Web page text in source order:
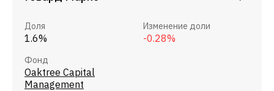
Доля
1.6%
Изменение доли
-0.28%
Фонд
Oaktree Capital
Management